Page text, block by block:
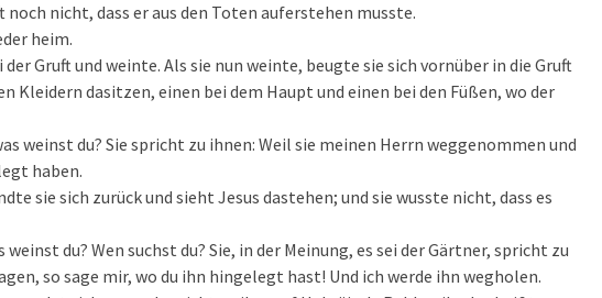
noch nicht, dass er aus den Toten auferstehen musste.
heim.
Gruft und weinte. Als sie nun weinte, beugte sie sich vornüber in die Gruft
Kleidern dasitzen, einen bei dem Haupt und einen bei den Füßen, wo der
weinst du? Sie spricht zu ihnen: Weil sie meinen Herrn weggenommen und
haben.
sie sich zurück und sieht Jesus dastehen; und sie wusste nicht, dass es
du? Wen suchst du? Sie, in der Meinung, es sei der Gärtner, spricht zu
so sage mir, wo du ihn hingelegt hast! Und ich werde ihn wegholen.